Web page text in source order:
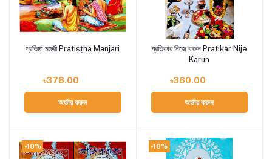
Add to cart
প্রতিষ্ঠা মঞ্জরী Pratiṣṭha Manjari
৳378.00
অর্ডার করুন
Add to cart
প্রতিকার নিজে করুন Pratikar Nije
Karun
৳360.00
অর্ডার করুন
-10% -10%